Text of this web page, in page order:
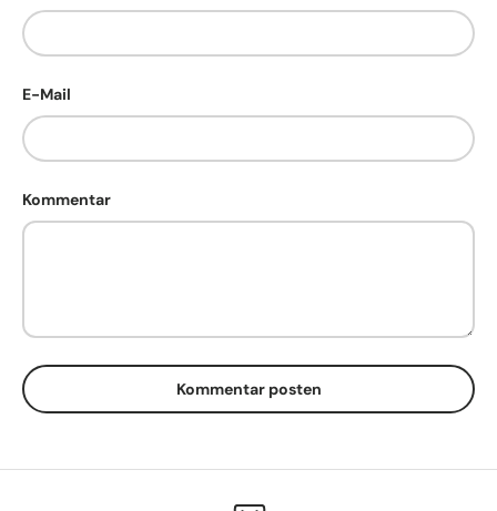
E-Mail
Kommentar
Kommentar posten